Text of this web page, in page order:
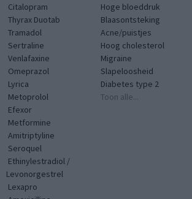
Citalopram
Thyrax Duotab
Tramadol
Sertraline
Venlafaxine
Omeprazol
Lyrica
Metoprolol
Efexor
Metformine
Amitriptyline
Seroquel
Ethinylestradiol /
Levonorgestrel
Lexapro
Hoge bloeddruk
Blaasontsteking
Acne/puistjes
Hoog cholesterol
Migraine
Slapeloosheid
Diabetes type 2
Toon alle...